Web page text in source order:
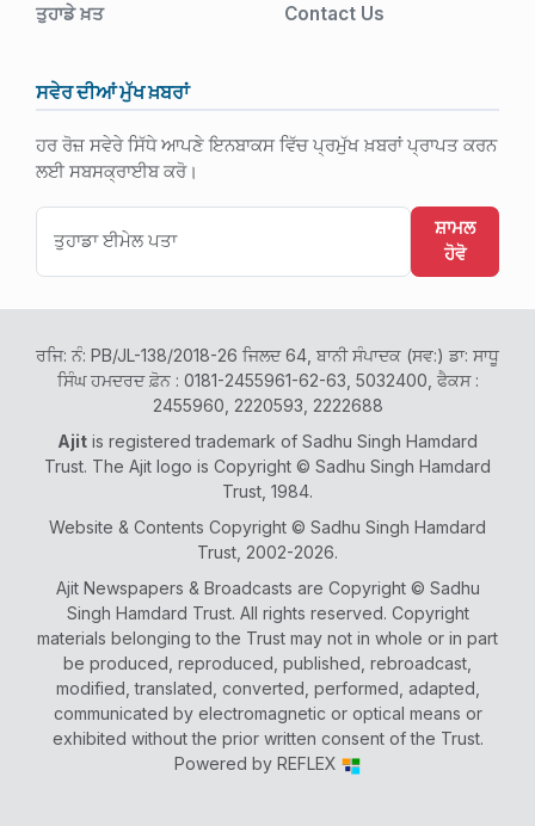
ਤੁਹਾਡੇ ਖ਼ਤ
Contact Us
ਸਵੇਰ ਦੀਆਂ ਮੁੱਖ ਖ਼ਬਰਾਂ
ਹਰ ਰੋਜ਼ ਸਵੇਰੇ ਸਿੱਧੇ ਆਪਣੇ ਇਨਬਾਕਸ ਵਿੱਚ ਪ੍ਰਮੁੱਖ ਖ਼ਬਰਾਂ ਪ੍ਰਾਪਤ ਕਰਨ
ਲਈ ਸਬਸਕ੍ਰਾਈਬ ਕਰੋ।
ਸ਼ਾਮਲ
ਹੋਵੋ
ਰਜਿ: ਨੰ: PB/JL-138/2018-26 ਜਿਲਦ 64, ਬਾਨੀ ਸੰਪਾਦਕ (ਸਵ:) ਡਾ: ਸਾਧੂ
ਸਿੰਘ ਹਮਦਰਦ ਫ਼ੋਨ : 0181-2455961-62-63, 5032400, ਫੈਕਸ :
2455960, 2220593, 2222688
Ajit is registered trademark of Sadhu Singh Hamdard
Trust. The Ajit logo is Copyright © Sadhu Singh Hamdard
Trust, 1984.
Website & Contents Copyright © Sadhu Singh Hamdard
Trust, 2002-2026.
Ajit Newspapers & Broadcasts are Copyright © Sadhu
Singh Hamdard Trust. All rights reserved. Copyright
materials belonging to the Trust may not in whole or in part
be produced, reproduced, published, rebroadcast,
modified, translated, converted, performed, adapted,
communicated by electromagnetic or optical means or
exhibited without the prior written consent of the Trust.
Powered by REFLEX